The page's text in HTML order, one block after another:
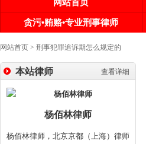
网站首页
贪污•贿赂•专业刑事律师
网站首页 > 刑事犯罪追诉期怎么规定的
查看详细
本站律师
杨佰林律师
杨佰林律师，北京京都（上海）律师